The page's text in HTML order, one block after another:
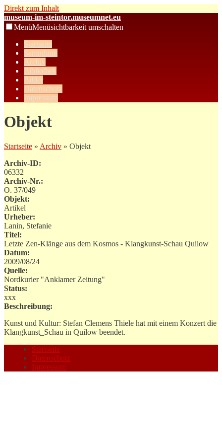
Direkt zum Inhalt
museum-im-steintor.museumnet.eu
MenüMenüsichtbarkeit umschalten
Startseite
Sammlung
Archiv
Bibliothek
Bilder
Datenschutz
Impressum
Objekt
Startseite » Archiv » Objekt
Archiv-ID:
06332
Archiv-Nr.:
O. 37/049
Objekt:
Artikel
Urheber:
Lanin, Stefanie
Titel:
Letzte Zen-Klänge aus dem Kosmos - Klangkunst-Schau Quilow
Datum:
2009/08/24
Quelle:
Nordkurier "Anklamer Zeitung"
Status:
xxx
Beschreibung:
Kunst und Kultur: Stefan Clemens Thiele hat mit einem Konzert die
Klangkunst_Schau in Quilow beendet.
Startseite
Datenschutz
Impressum